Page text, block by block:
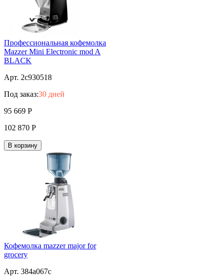
Профессиональная кофемолка
Mazzer Mini Electronic mod A
BLACK
Арт. 2c930518
Под заказ:30 дней
95 669 Р
102 870 Р
В корзину
Кофемолка mazzer major for
grocery
Арт. 384a067c